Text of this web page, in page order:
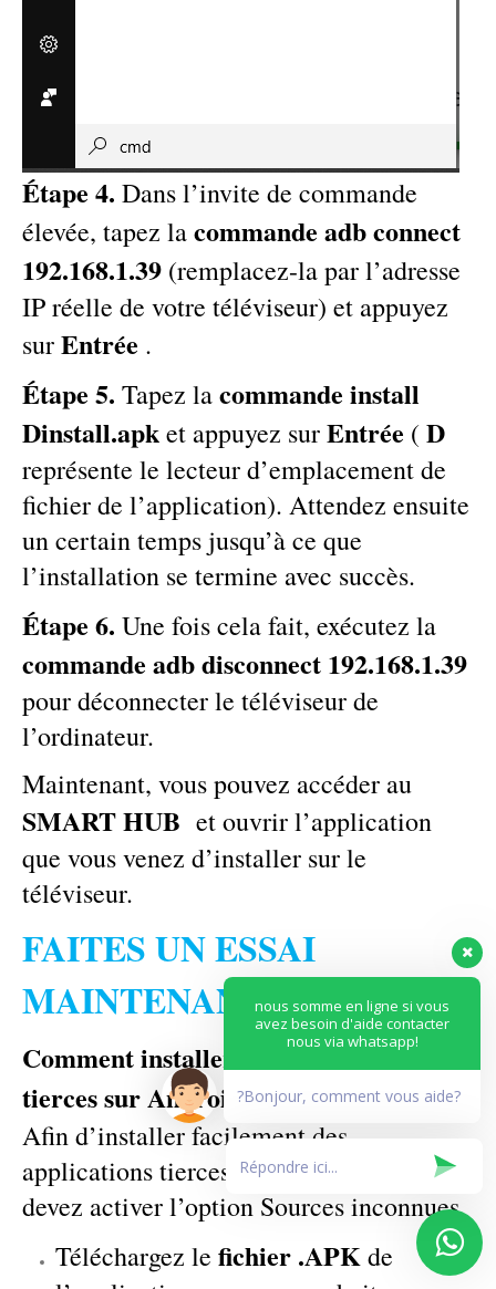
Étape 4. Dans l’invite de commande
élevée, tapez lacommande adb connect
192.168.1.39 (remplacez-la par l’adresse
IP réelle de votre téléviseur) et appuyez
surEntrée .
Étape 5. Tapez lacommande install
Dinstall.apket appuyez surEntrée (D
représente le lecteur d’emplacement de
fichier de l’application). Attendez ensuite
un certain temps jusqu’à ce que
l’installation se termine avec succès.
Étape 6. Une fois cela fait, exécutez la
commande adb disconnect 192.168.1.39
pour déconnecter le téléviseur de
l’ordinateur.
Maintenant, vous pouvez accéder au
SMART HUB et ouvrir l’application
que vous venez d’installer sur le
téléviseur.
FAITES UN ESSAI
MAINTENANT
Comment installer des applications
tierces sur Android ?
Afin d’installer facilement des
applications tierces sur Android, vous
devez activer l’option Sources inconnues.
Téléchargez lefichier .APKde
nous somme en ligne si vous
avez besoin d'aide contacter
nous via whatsapp!
?Bonjour, comment vous aide?